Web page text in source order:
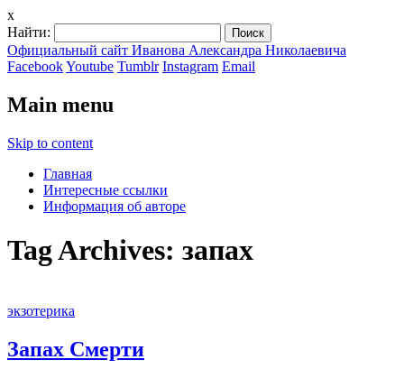
x
Найти:
Официальный сайт Иванова Александра Николаевича
FacebookYoutube Tumblr Instagram Email
Main menu
Skip to content
Главная
Интересные ссылки
Информация об авторе
Tag Archives: запах
экзотерика
Запах Смерти